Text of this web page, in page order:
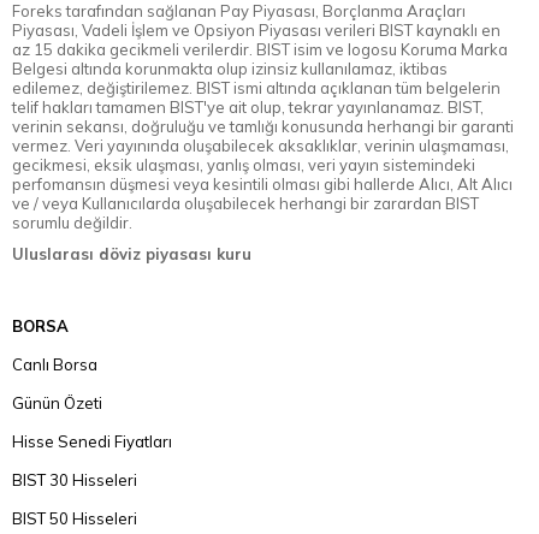
Foreks tarafından sağlanan Pay Piyasası, Borçlanma Araçları
Piyasası, Vadeli İşlem ve Opsiyon Piyasası verileri BIST kaynaklı en
az 15 dakika gecikmeli verilerdir. BIST isim ve logosu Koruma Marka
Belgesi altında korunmakta olup izinsiz kullanılamaz, iktibas
edilemez, değiştirilemez. BIST ismi altında açıklanan tüm belgelerin
telif hakları tamamen BIST'ye ait olup, tekrar yayınlanamaz. BIST,
verinin sekansı, doğruluğu ve tamlığı konusunda herhangi bir garanti
vermez. Veri yayınında oluşabilecek aksaklıklar, verinin ulaşmaması,
gecikmesi, eksik ulaşması, yanlış olması, veri yayın sistemindeki
perfomansın düşmesi veya kesintili olması gibi hallerde Alıcı, Alt Alıcı
ve / veya Kullanıcılarda oluşabilecek herhangi bir zarardan BIST
sorumlu değildir.
Uluslarası döviz piyasası kuru
BORSA
Canlı Borsa
Günün Özeti
Hisse Senedi Fiyatları
BIST 30 Hisseleri
BIST 50 Hisseleri